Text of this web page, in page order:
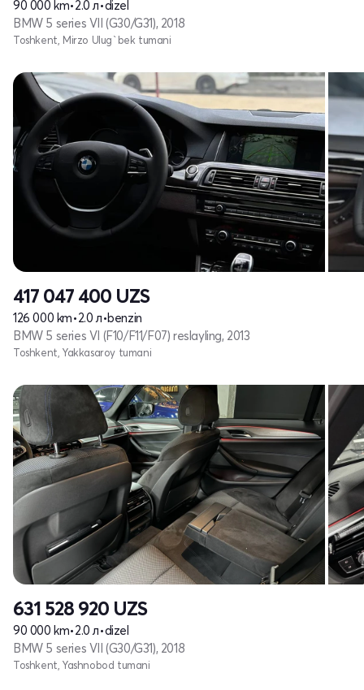
90 000 km•2.0 л•dizel
BMW 5 series VII (G30/G31), 2018
Toshkent, Mirzo Ulug`bek tumani
417 047 400 UZS
126 000 km•2.0 л•benzin
BMW 5 series VI (F10/F11/F07) reslayling, 2013
Toshkent, Yakkasaroy tumani
631 528 920 UZS
90 000 km•2.0 л•dizel
BMW 5 series VII (G30/G31), 2018
Toshkent, Yashnobod tumani